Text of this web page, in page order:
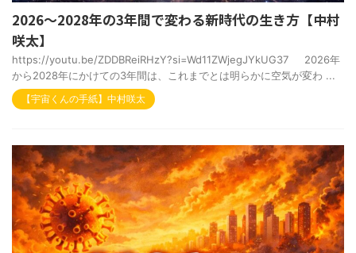
2026～2028年の3年間で変わる新時代の生き方【中村
咲太】
https://youtu.be/ZDDBReiRHzY?si=Wd11ZWjegJYkUG37 2026年
から2028年にかけての3年間は、これまでとは明らかに空気が変わ ...
【宇宙くんの手紙】中村咲太